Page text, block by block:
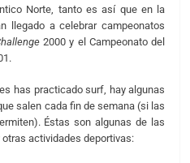
Norte, tanto es así que en la
llegado a celebrar campeonatos
2000 y el Campeonato del
has practicado surf, hay algunas
salen cada fin de semana (si las
Éstas son algunas de las
actividades deportivas: